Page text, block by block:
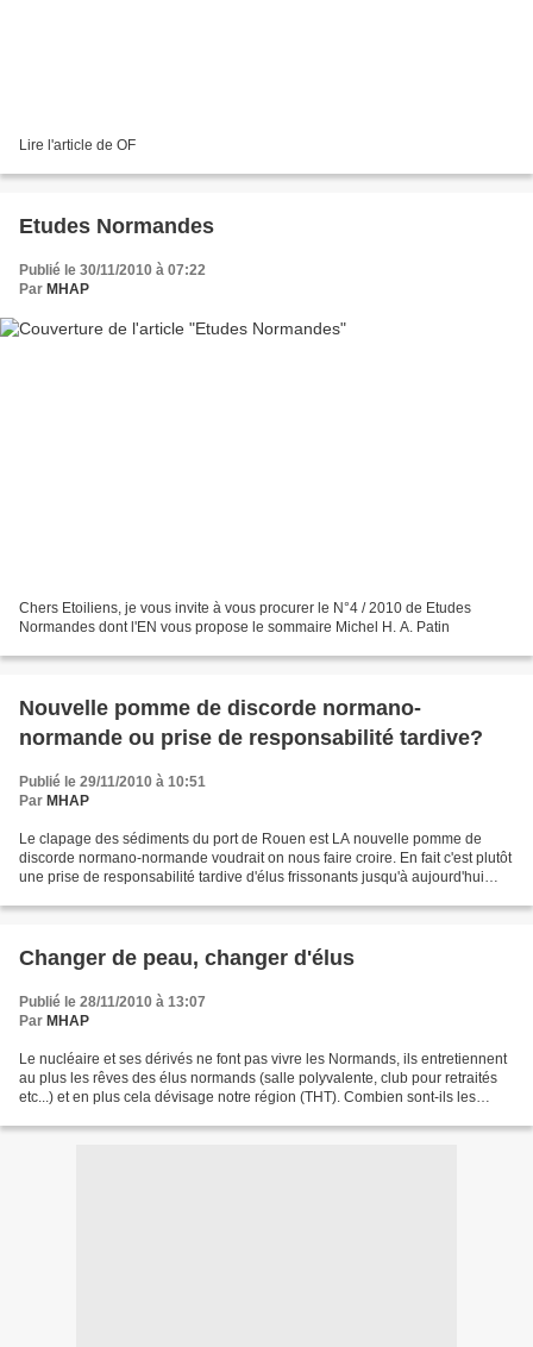
Lire l'article de OF
Etudes Normandes
Publié le 30/11/2010 à 07:22
Par MHAP
Chers Etoiliens, je vous invite à vous procurer le N°4 / 2010 de Etudes
Normandes dont l'EN vous propose le sommaire Michel H. A. Patin
Nouvelle pomme de discorde normano-
normande ou prise de responsabilité tardive?
Publié le 29/11/2010 à 10:51
Par MHAP
Le clapage des sédiments du port de Rouen est LA nouvelle pomme de
discorde normano-normande voudrait on nous faire croire. En fait c'est plutôt
une prise de responsabilité tardive d'élus frissonants jusqu'à aujourd'hui
Changer de peau, changer d'élus
Publié le 28/11/2010 à 13:07
Par MHAP
Le nucléaire et ses dérivés ne font pas vivre les Normands, ils entretiennent
au plus les rêves des élus normands (salle polyvalente, club pour retraités
etc...) et en plus cela dévisage notre région (THT). Combien sont-ils les